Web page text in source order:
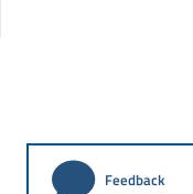
Feedback